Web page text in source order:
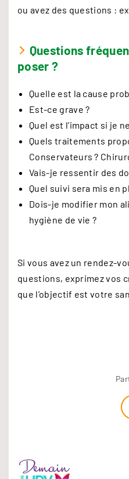
ou avez des questions :
Questions
poser ?
Quelle est la cause
Est-ce grave ?
Quel est l’impact si je
Quels traitements
Conservateurs ?
Vais-je ressentir des
Quel suivi sera mis en
Dois-je modifier mon
hygiène de vie ?
Si vous avez un rendez-
questions, exprimez vos
que l’objectif est votre